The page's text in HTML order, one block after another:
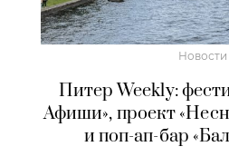
Новости
Питер Weekly:
Афиши», проект
и поп-ап-бар